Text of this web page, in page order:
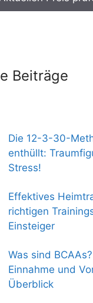
299,00
Beiträge
Die 12-3-30-
enthüllt:
Stress!
Effektives
richtigen
Einsteiger
Was sind
Einnahme und
Überblick